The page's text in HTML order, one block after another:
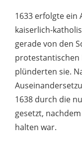
1633 erfolgte ein
kaiserlich-
gerade von den
protestantischen
plünderten sie.
1638 durch die
gesetzt,
halten war.